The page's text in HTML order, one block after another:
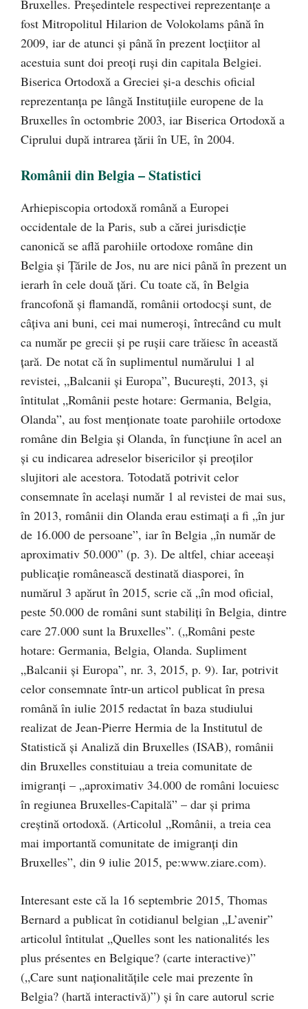
Bruxelles. Președintele respectivei reprezentanțe a
fost Mitropolitul Hilarion de Volokolams până în
2009, iar de atunci și până în prezent locțiitor al
acestuia sunt doi preoți ruși din capitala Belgiei.
Biserica Ortodoxă a Greciei și-a deschis oficial
reprezentanța pe lângă Instituțiile europene de la
Bruxelles în octombrie 2003, iar Biserica Ortodoxă a
Ciprului după intrarea țării în UE, în 2004.
Românii din Belgia – Statistici
Arhiepiscopia ortodoxă română a Europei
occidentale de la Paris, sub a cărei jurisdicție
canonică se află parohiile ortodoxe române din
Belgia și Țările de Jos, nu are nici până în prezent un
ierarh în cele două țări. Cu toate că, în Belgia
francofonă și flamandă, românii ortodocși sunt, de
câțiva ani buni, cei mai numeroși, întrecând cu mult
ca număr pe grecii și pe rușii care trăiesc în această
țară. De notat că în suplimentul numărului 1 al
revistei, „Balcanii și Europa”, București, 2013, și
întitulat „Românii peste hotare: Germania, Belgia,
Olanda”, au fost menționate toate parohiile ortodoxe
române din Belgia și Olanda, în funcțiune în acel an
și cu indicarea adreselor bisericilor și preoților
slujitori ale acestora. Totodată potrivit celor
consemnate în același număr 1 al revistei de mai sus,
în 2013, românii din Olanda erau estimați a fi „în jur
de 16.000 de persoane”, iar în Belgia „în număr de
aproximativ 50.000” (p. 3). De altfel, chiar aceeași
publicație românească destinată diasporei, în
numărul 3 apărut în 2015, scrie că „în mod oficial,
peste 50.000 de români sunt stabiliți în Belgia, dintre
care 27.000 sunt la Bruxelles”. („Români peste
hotare: Germania, Belgia, Olanda. Supliment
„Balcanii și Europa”, nr. 3, 2015, p. 9). Iar, potrivit
celor consemnate într-un articol publicat în presa
română în iulie 2015 redactat în baza studiului
realizat de Jean-Pierre Hermia de la Institutul de
Statistică și Analiză din Bruxelles (ISAB), românii
din Bruxelles constituiau a treia comunitate de
imigranți – „aproximativ 34.000 de români locuiesc
în regiunea Bruxelles-Capitală” – dar și prima
creștină ortodoxă. (Articolul „Românii, a treia cea
mai importantă comunitate de imigranți din
Bruxelles”, din 9 iulie 2015, pe:www.ziare.com).
Interesant este că la 16 septembrie 2015, Thomas
Bernard a publicat în cotidianul belgian „L’avenir”
articolul întitulat „Quelles sont les nationalités les
plus présentes en Belgique? (carte interactive)”
(„Care sunt naționalitățile cele mai prezente în
Belgia? (hartă interactivă)”) și în care autorul scrie